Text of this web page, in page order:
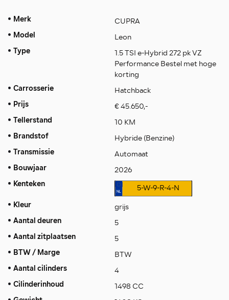
Merk CUPRA
Model Leon
Type
1.5 TSI e-Hybrid 272 pk VZ
Performance Bestel met hoge
korting
Carrosserie Hatchback
Prijs € 45.650,-
Tellerstand 10 KM
Brandstof Hybride (Benzine)
Transmissie Automaat
Bouwjaar 2026
Kenteken 5-W-9-R-4-N
Kleur grijs
Aantal deuren 5
Aantal zitplaatsen 5
BTW / Marge BTW
Aantal cilinders 4
Cilinderinhoud 1498 CC